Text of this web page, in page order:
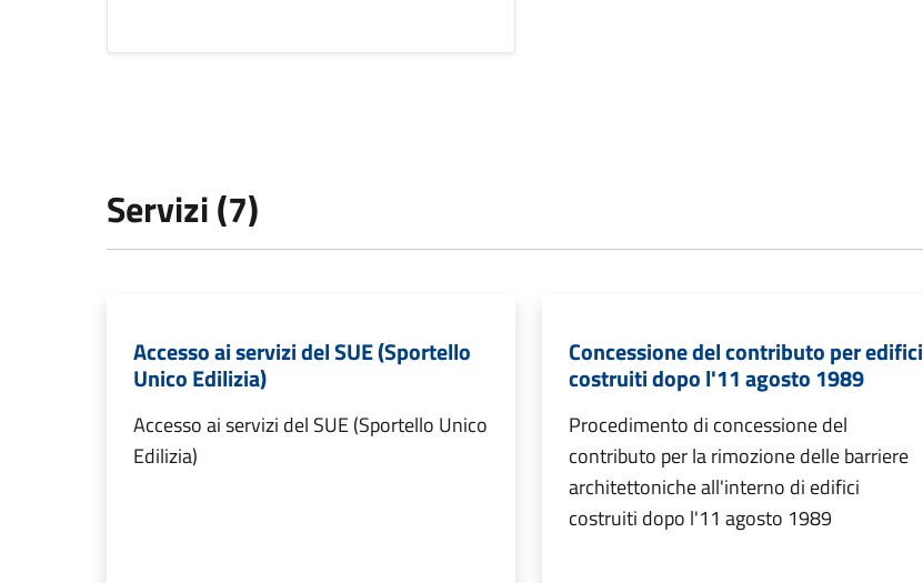
Servizi (7)
Accesso ai servizi del SUE (Sportello
Unico Edilizia)
Accesso ai servizi del SUE (Sportello Unico
Edilizia)
Concessione del contributo per edifici
costruiti dopo l'11 agosto 1989
Procedimento di concessione del
contributo per la rimozione delle barriere
architettoniche all'interno di edifici
costruiti dopo l'11 agosto 1989